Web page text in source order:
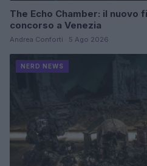
The Echo Chamber: il nuovo
concorso a Venezia
Andrea Conforti · 5 Ago 2026
NERD NEWS